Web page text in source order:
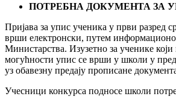
ПОТРЕБНА ДОКУМЕНТА ЗА
Пријава за упис ученика у први разред
врши електронски, путем
Министарства. Изузетно за ученике који
могућности упис се врши у школи у
уз обавезну предају прописане
Учесници конкурса подносе школи